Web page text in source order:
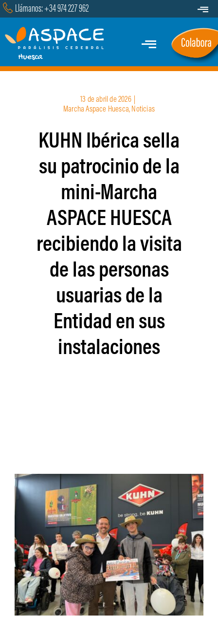
Saltar
contenido
Llámanos: +34 974 227 962
Toggle
Transparencia
Contacto
Toggle
Navigation
Quiénes Somos
Servicios y Programas
Marcha
Actualidad
13 de abril de 2026
Marcha Aspace Huesca, Noticias
KUHN Ibérica sella
su patrocinio de la
mini-Marcha
ASPACE HUESCA
recibiendo la visita
de las personas
usuarias de la
Entidad en sus
instalaciones